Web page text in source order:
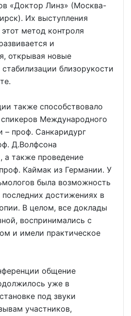
«Доктор Линз» (Москва-
Их выступления
метод контроля
и
открывая новые
близорукости
также способствовало
Международного
– проф. Санкаридург
Д.Волфсона
а также проведение
Каймак из Германии. У
была возможность
достижениях в
В целом, все доклады
воспринимались с
и имели практическое
общение
уже в
под звуки
участников,